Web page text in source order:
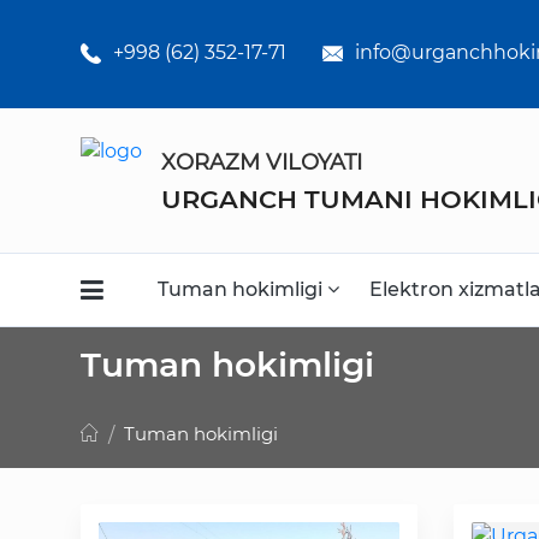
+998 (62) 352-17-71
XORAZM VILOYATI
URGANCH TUMANI
Tuman hokimligi Elektron
o'rta ta'lim
maktabklar
Kasb-hunar
kollejlari
Faoliyat
Media
Tuman hokimligi
Tuman hokimligi